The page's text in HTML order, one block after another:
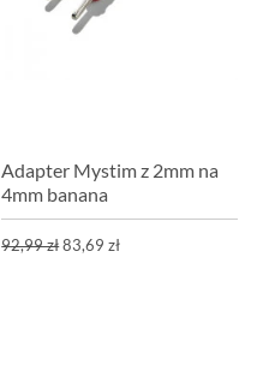
Adapter Mystim z 2mm na
4mm banana
92,99 zł83,69 zł